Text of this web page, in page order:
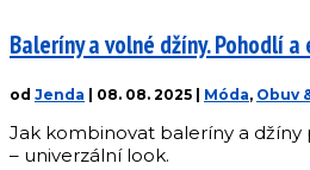
Baleríny a volné džíny. Pohodlí
od Jenda 08. 08. 2025 Móda, Obuv
Jak kombinovat baleríny a
– univerzální look.